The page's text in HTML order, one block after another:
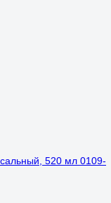
520 мл 0109-